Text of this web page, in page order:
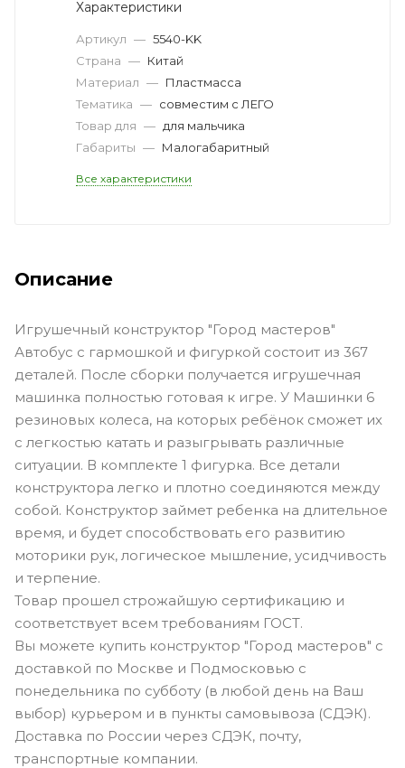
Характеристики
Артикул — 5540-KK
Страна — Китай
Материал — Пластмасса
Тематика — совместим с ЛЕГО
Товар для — для мальчика
Габариты — Малогабаритный
Все характеристики
Описание
Игрушечный конструктор "Город мастеров"
Автобус с гармошкой и фигуркой состоит из 367
деталей. После сборки получается игрушечная
машинка полностью готовая к игре. У Машинки 6
резиновых колеса, на которых ребёнок сможет их
с легкостью катать и разыгрывать различные
ситуации. В комплекте 1 фигурка. Все детали
конструктора легко и плотно соединяются между
собой. Конструктор займет ребенка на длительное
время, и будет способствовать его развитию
моторики рук, логическое мышление, усидчивость
и терпение.
Товар прошел строжайшую сертификацию и
соответствует всем требованиям ГОСТ.
Вы можете купить конструктор "Город мастеров" с
доставкой по Москве и Подмосковью с
понедельника по субботу (в любой день на Ваш
выбор) курьером и в пункты самовывоза (СДЭК).
Доставка по России через СДЭК, почту,
транспортные компании.